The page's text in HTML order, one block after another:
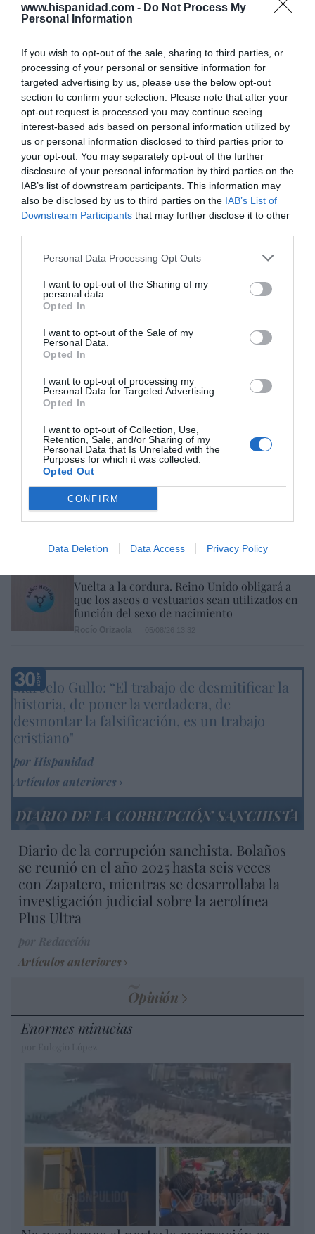
www.hispanidad.com - Do Not Process My
Personal Information
If you wish to opt-out of the sale, sharing to third parties, or
processing of your personal or sensitive information for
targeted advertising by us, please use the below opt-out
section to confirm your selection. Please note that after your
opt-out request is processed you may continue seeing
interest-based ads based on personal information utilized by
us or personal information disclosed to third parties prior to
your opt-out. You may separately opt-out of the further
disclosure of your personal information by third parties on the
IAB’s list of downstream participants. This information may
also be disclosed by us to third parties on the IAB’s List of
Downstream Participants that may further disclose it to other
Personal Data Processing Opt Outs
I want to opt-out of the Sharing of my
personal data.
Opted In
I want to opt-out of the Sale of my
Personal Data.
Opted In
I want to opt-out of processing my
Personal Data for Targeted Advertising.
Opted In
I want to opt-out of Collection, Use,
Retention, Sale, and/or Sharing of my
Personal Data that Is Unrelated with the
Purposes for which it was collected.
Opted Out
CONFIRM
Data Deletion Data Access Privacy Policy
Hoy destacamos
SOCIEDAD
Ceuta y Melilla, las dos columnas de Hércules
Eulogio López
ECONOMÍA
A pesar de Sánchez, Ana Botín se convierte
en la décima banquera de EEUU, tras cerrar,
por fin, la compra de Webster Bank
Eulogio López 05/08/26 15:58
SpaceX dispara ingresos y reduce pérdidas,
pero constata que fue sobreponderada
cuando salió a bolsa: cae un 29% desde el
debut
Cristina Martín
El renting crece a mayor ritmo que las
matriculaciones en España y ya representa el
Cristina Martín 05/08/26 17:31
ECONOMÍA
julio y ya superan a los de la burbuja
inmobiliaria
Rocío Orizaola 05/08/26 12:30
SOCIEDAD
Invasión de Ceuta. Vecinos denuncian la
violación en manada de una inmigrante
Redacción 05/08/26 12:03
Vuelta a la cordura. Reino Unido obligará a
que los aseos o vestuarios sean utilizados en
función del sexo de nacimiento
Marcelo Gullo: “El trabajo de desmitificar la
historia, de poner la verdadera, de
desmontar la falsificación, es un trabajo
cristiano"
por Hispanidad
Artículos anteriores
DIARIO DE LA CORRUPCIÓN SANCHISTA
Diario de la corrupción sanchista. Bolaños
se reunió en el año 2025 hasta seis veces
con Zapatero, mientras se desarrollaba la
investigación judicial sobre la aerolínea
Plus Ultra
Artículos anteriores
Opinión
Enormes minucias